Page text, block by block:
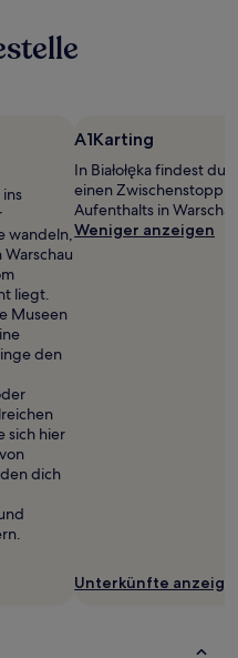
wandeln,
liegt.
Museen
den
sich hier
dich
A1Karting
In Białołęka findest du
einen Zwischenstopp
Aufenthalts in
Weniger anzeigen
Unterkünfte